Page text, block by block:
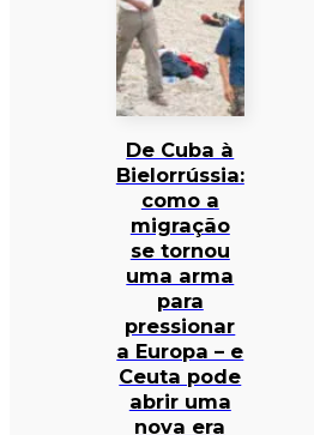
De Cuba à
Bielorrússia:
como a
migração
se tornou
uma arma
para
pressionar
a Europa – e
Ceuta pode
abrir uma
nova era